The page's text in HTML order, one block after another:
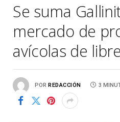
Se suma
mercado de
avícolas de
POR REDACCIÓN 3